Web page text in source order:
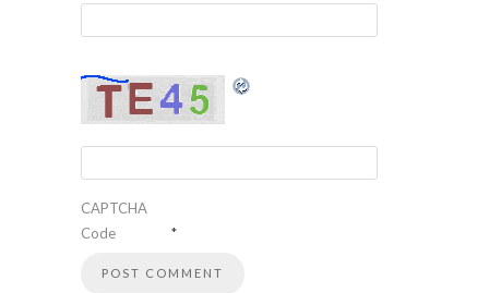
CAPTCHA
Code
*